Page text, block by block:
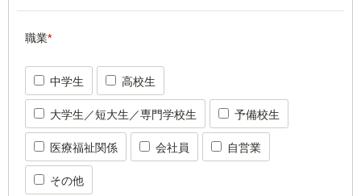
職業*
中学生 高校生
大学生／短大生／専門学校生 予備校生
医療福祉関係 会社員 自営業
その他